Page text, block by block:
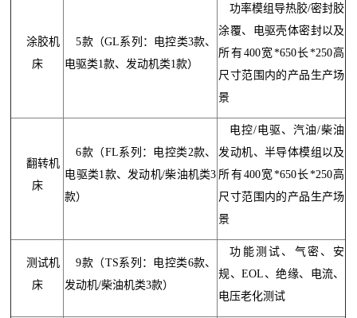
涂胶机
床
5款（GL系列：电控类3款、
电驱类1款、发动机类1款）
功率模组导热胶/密封胶
涂覆、电驱壳体密封以及
所有400宽*650长*250高
尺寸范围内的产品生产场
景
翻转机
床
6款（FL系列：电控类2款、
电驱类1款、发动机/柴油机类3
款）
电控/电驱、汽油/柴油
发动机、半导体模组以及
所有400宽*650长*250高
尺寸范围内的产品生产场
景
测试机
床
9款（TS系列：电控类6款、
发动机/柴油机类3款）
功能测试、气密、安
规、EOL、绝缘、电流、
电压老化测试